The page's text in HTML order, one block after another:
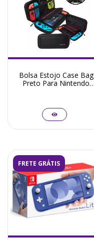
Bolsa Estojo Case Bag
Preto Para Nintendo
FRETE GRÁTIS